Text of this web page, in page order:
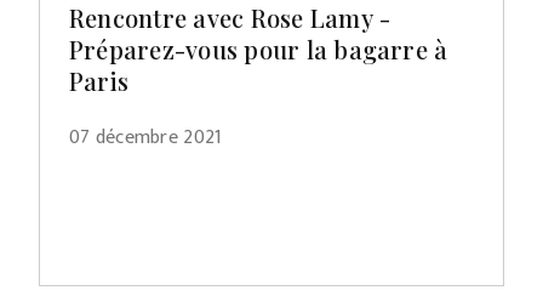
Rencontre avec Rose Lamy -
Préparez-vous pour la bagarre à
Paris
07 décembre 2021